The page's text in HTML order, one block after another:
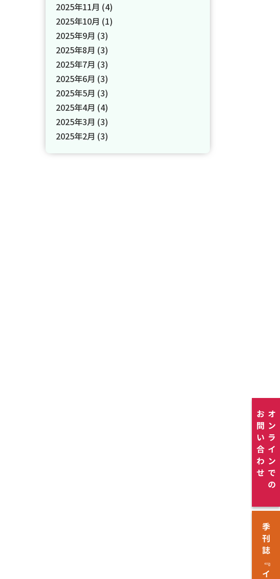
2025年11月 (4)
2025年10月 (1)
2025年9月 (3)
2025年8月 (3)
2025年7月 (3)
2025年6月 (3)
2025年5月 (3)
2025年4月 (4)
2025年3月 (3)
2025年2月 (3)